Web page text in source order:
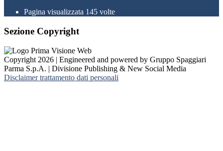
Pagina visualizzata 145 volte
Sezione Copyright
Copyright 2026 | Engineered and powered by Gruppo Spaggiari
Parma S.p.A. | Divisione Publishing & New Social Media
Disclaimer trattamento dati personali